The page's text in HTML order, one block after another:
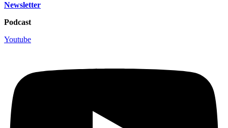
Newsletter
Podcast
Youtube